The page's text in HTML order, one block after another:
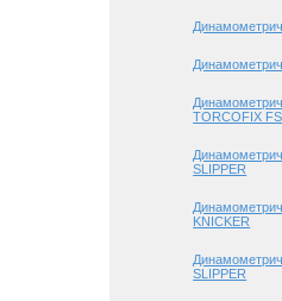
TORCOFIX FS
SLIPPER
KNICKER
SLIPPER